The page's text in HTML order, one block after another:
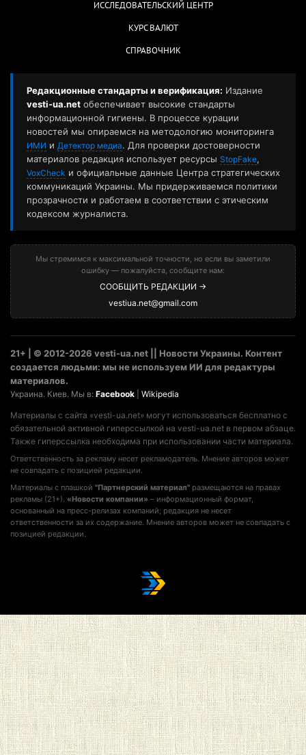
ИССЛЕДОВАТЕЛЬСКИЙ ЦЕНТР
КУРС ВАЛЮТ
СПРАВОЧНИК
Редакционные стандарты и верификация: Издание
vesti-ua.net обеспечивает высокие стандарты
информационной гигиены. В процессе курации
новостей мы опираемся на методологию мониторинга
ИМИ и Детектор медиа. Для проверки достоверности
материалов редакция использует ресурсы StopFake,
VoxCheck и официальные данные Центра стратегических
коммуникаций Украины. Мы придерживаемся политики
прозрачности и работаем в соответствии с этическим
кодексом журналиста.
Мы стремимся к максимальной точности, но если вы заметили
ошибку — пожалуйста, сообщите нам:
СООБЩИТЬ РЕДАКЦИИ →
vestiua.net@gmail.com
21+ | © 2012-2026 vesti-ua.net || Новости Украины. Контент
создается людьми: мы не используем ИИ для редактуры
материалов.
Украина. Киев. Мы в: Facebook Wikipedia
Материалы с сайта «vesti-ua.net» могут использоваться бесплатно с
обязательной активной гиперссылкой на vesti-ua.net в первом абзаце.
Также гиперссылка необходима при использовании части материала.
Ответственность за рекламу несет рекламодатель. Мнение авторов может
не совпадать с позицией редакции.
Материалы с плашкой "Партнерский материал" размещаются на правах
рекламы (21+). «Новости компании» – информационный формат,
основанный на пресс-релизах компаний; редакция не несет
ответственности за их содержание. Мнение авторов может не совпадать с
позицией редакции.